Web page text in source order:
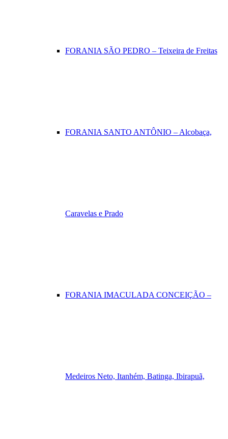
FORANIA SÃO PEDRO – Teixeira de Freitas
FORANIA SANTO ANTÔNIO – Alcobaça,
Caravelas e Prado
FORANIA IMACULADA CONCEIÇÃO –
Medeiros Neto, Itanhém, Batinga, Ibirapuã,